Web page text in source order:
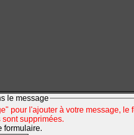
le message
pour l'ajouter à votre message,
supprimées.
formulaire.